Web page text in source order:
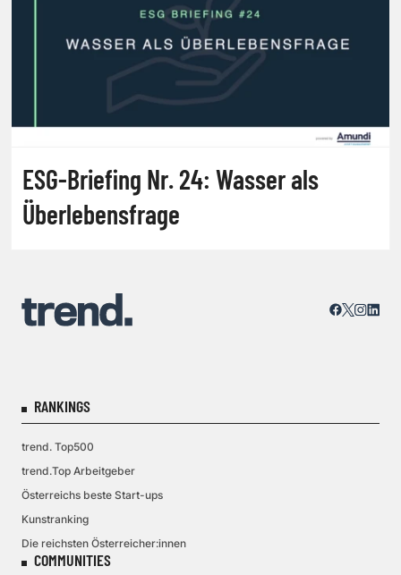
ESG-Briefing Nr. 24: Wasser als
Überlebensfrage
RANKINGS
trend. Top500
trend.Top Arbeitgeber
Österreichs beste Start-ups
Kunstranking
Die reichsten Österreicher:innen
COMMUNITIES